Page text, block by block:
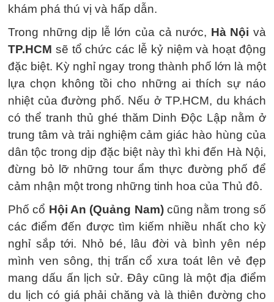
khám phá thú vị và hấp dẫn.
Trong những dịp lễ lớn của cả nước, Hà Nội và
TP.HCM sẽ tổ chức các lễ kỷ niệm và hoạt động
đặc biệt. Kỳ nghỉ ngay trong thành phố lớn là một
lựa chọn không tồi cho những ai thích sự náo
nhiệt của đường phố. Nếu ở TP.HCM, du khách
có thể tranh thủ ghé thăm Dinh Độc Lập nằm ở
trung tâm và trải nghiệm cảm giác hào hùng của
dân tộc trong dịp đặc biệt này thì khi đến Hà Nội,
đừng bỏ lỡ những tour ẩm thực đường phố để
cảm nhận một trong những tinh hoa của Thủ đô.
Phố cổ Hội An (Quảng Nam)cũng nằm trong số
các điểm đến được tìm kiếm nhiều nhất cho kỳ
nghỉ sắp tới. Nhỏ bé, lâu đời và bình yên nép
mình ven sông, thị trấn cổ xưa toát lên vẻ đẹp
mang dấu ấn lịch sử. Đây cũng là một địa điểm
du lịch có giá phải chăng và là thiên đường cho